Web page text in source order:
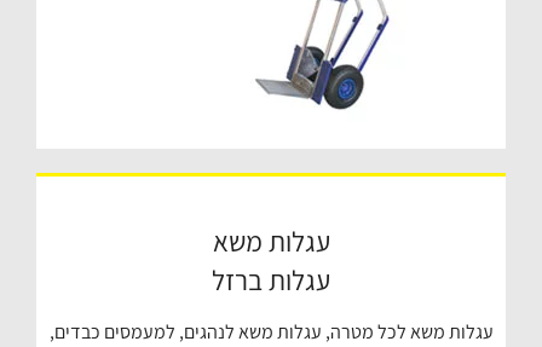
עגלות משא
עגלות ברזל
עגלות משא לכל מטרה, עגלות משא לנהגים, למעמסים כבדים,